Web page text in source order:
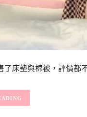
了床墊與棉被，評價